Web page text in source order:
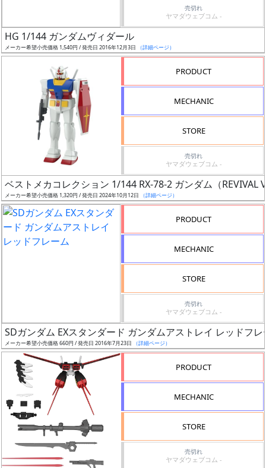
ル
リ
ー
ズ・
タ
イ
ト
況
売
切
売切れ
ヤマダウェブコム -
HG 1/144 ガンダムヴィダール
メーカー希望小売価格 1,540円 / 発売日 2016年12月3日 （詳細ページ）
PRODUCT
MECHANIC
STORE
売切れ
ヤマダウェブコム -
ベストメカコレクション 1/144 RX-78-2 ガンダム（REVIVAL
メーカー希望小売価格 1,320円 / 発売日 2024年10月12日 （詳細ページ）
PRODUCT
MECHANIC
STORE
売切れ
ヤマダウェブコム -
SDガンダム EXスタンダード ガンダムアストレイ レッドフレ
メーカー希望小売価格 660円 / 発売日 2016年7月23日 （詳細ページ）
PRODUCT
MECHANIC
STORE
売切れ
ヤマダウェブコム -